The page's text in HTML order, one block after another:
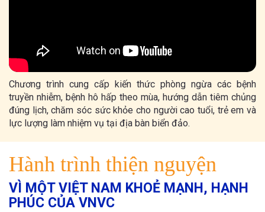
Chương trình cung cấp kiến thức phòng ngừa các bệnh
truyền nhiễm, bệnh hô hấp theo mùa, hướng dẫn tiêm chủng
đúng lịch, chăm sóc sức khỏe cho người cao tuổi, trẻ em và
lực lượng làm nhiệm vụ tại địa bàn biển đảo.
Hành trình thiện nguyện
VÌ MỘT VIỆT NAM KHOẺ MẠNH, HẠNH
PHÚC CỦA VNVC